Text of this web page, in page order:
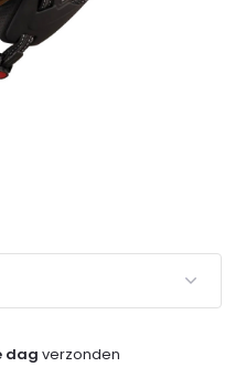
dag verzonden